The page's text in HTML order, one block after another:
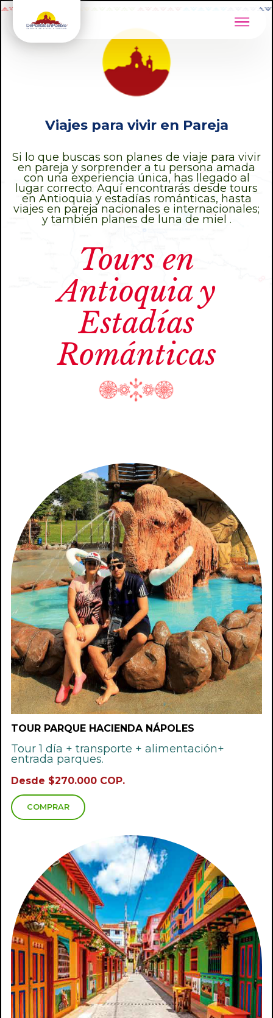
Viajes para vivir en Pareja
Si lo que buscas son planes de viaje para vivir
en pareja y sorprender a tu persona amada
con una experiencia única, has llegado al
lugar correcto. Aquí encontrarás desde tours
en Antioquia y estadías románticas, hasta
viajes en pareja nacionales e internacionales;
y también planes de luna de miel .
Tours en
Antioquia y
Estadías
Románticas
TOUR PARQUE HACIENDA NÁPOLES
Tour 1 día + transporte + alimentación+
entrada parques.
Desde $270.000 COP.
COMPRAR